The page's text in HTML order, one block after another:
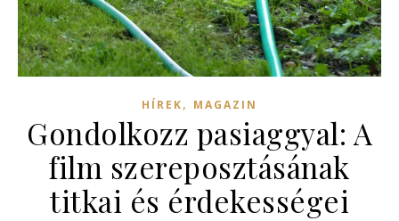
HÍREK, MAGAZIN
Gondolkozz pasiaggyal: A
film szereposztásának
titkai és érdekességei